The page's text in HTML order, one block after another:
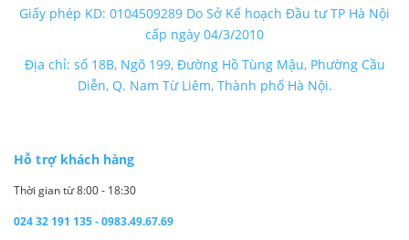
Giấy phép KD: 0104509289 Do Sở Kế hoạch Đầu tư TP Hà Nội
cấp ngày 04/3/2010
Địa chỉ: số 18B, Ngõ 199, Đường Hồ Tùng Mậu, Phường Cầu
Diễn, Q. Nam Từ Liêm, Thành phố Hà Nội.
Hỗ trợ khách hàng
Thời gian từ 8:00 - 18:30
024 32 191 135 - 0983.49.67.69